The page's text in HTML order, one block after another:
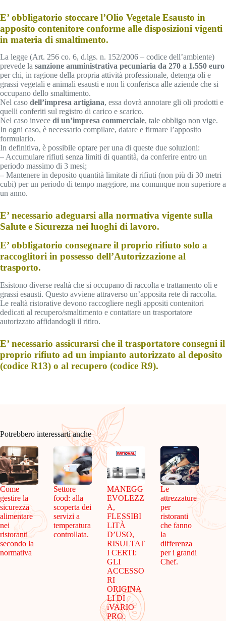
E’ obbligatorio stoccare l’Olio Vegetale Esausto in
apposito contenitore conforme alle disposizioni vigenti
in materia di smaltimento.
La legge (Art. 256 co. 6, d.lgs. n. 152/2006 – codice dell’ambiente)
prevede la sanzione amministrativa pecuniaria da 270 a 1.550 euro
per chi, in ragione della propria attività professionale, detenga oli e
grassi vegetali e animali esausti e non li conferisca alle aziende che si
occupano dello smaltimento.
Nel caso dell’impresa artigiana, essa dovrà annotare gli oli prodotti e
quelli conferiti sul registro di carico e scarico.
Nel caso invece di un’impresa commerciale, tale obbligo non vige.
In ogni caso, è necessario compilare, datare e firmare l’apposito
formulario.
In definitiva, è possibile optare per una di queste due soluzioni:
– Accumulare rifiuti senza limiti di quantità, da conferire entro un
periodo massimo di 3 mesi;
– Mantenere in deposito quantità limitate di rifiuti (non più di 30 metri
cubi) per un periodo di tempo maggiore, ma comunque non superiore a
un anno.
E’ necessario adeguarsi alla normativa vigente sulla
Salute e Sicurezza nei luoghi di lavoro.
E’ obbligatorio consegnare il proprio rifiuto solo a
raccoglitori in possesso dell’Autorizzazione al
trasporto.
Esistono diverse realtà che si occupano di raccolta e trattamento oli e
grassi esausti. Questo avviene attraverso un’apposita rete di raccolta.
Le realtà ristorative devono raccogliere negli appositi contenitori
dedicati al recupero/smaltimento e contattare un trasportatore
autorizzato affidandogli il ritiro.
E’ necessario assicurarsi che il trasportatore consegni il
proprio rifiuto ad un impianto autorizzato al deposito
(codice R13) o al recupero (codice R9).
Potrebbero interessarti anche
Come
gestire la
sicurezza
alimentare
nei
ristoranti
secondo la
normativa
Settore
food: alla
scoperta dei
servizi a
temperatura
controllata.
MANEGG
EVOLEZZ
A,
FLESSIBI
LITÀ
D’USO,
RISULTAT
I CERTI:
GLI
ACCESSO
RI
ORIGINA
LI DI
iVARIO
PRO.
Le
attrezzature
per
ristoranti
che fanno
la
differenza
per i grandi
Chef.